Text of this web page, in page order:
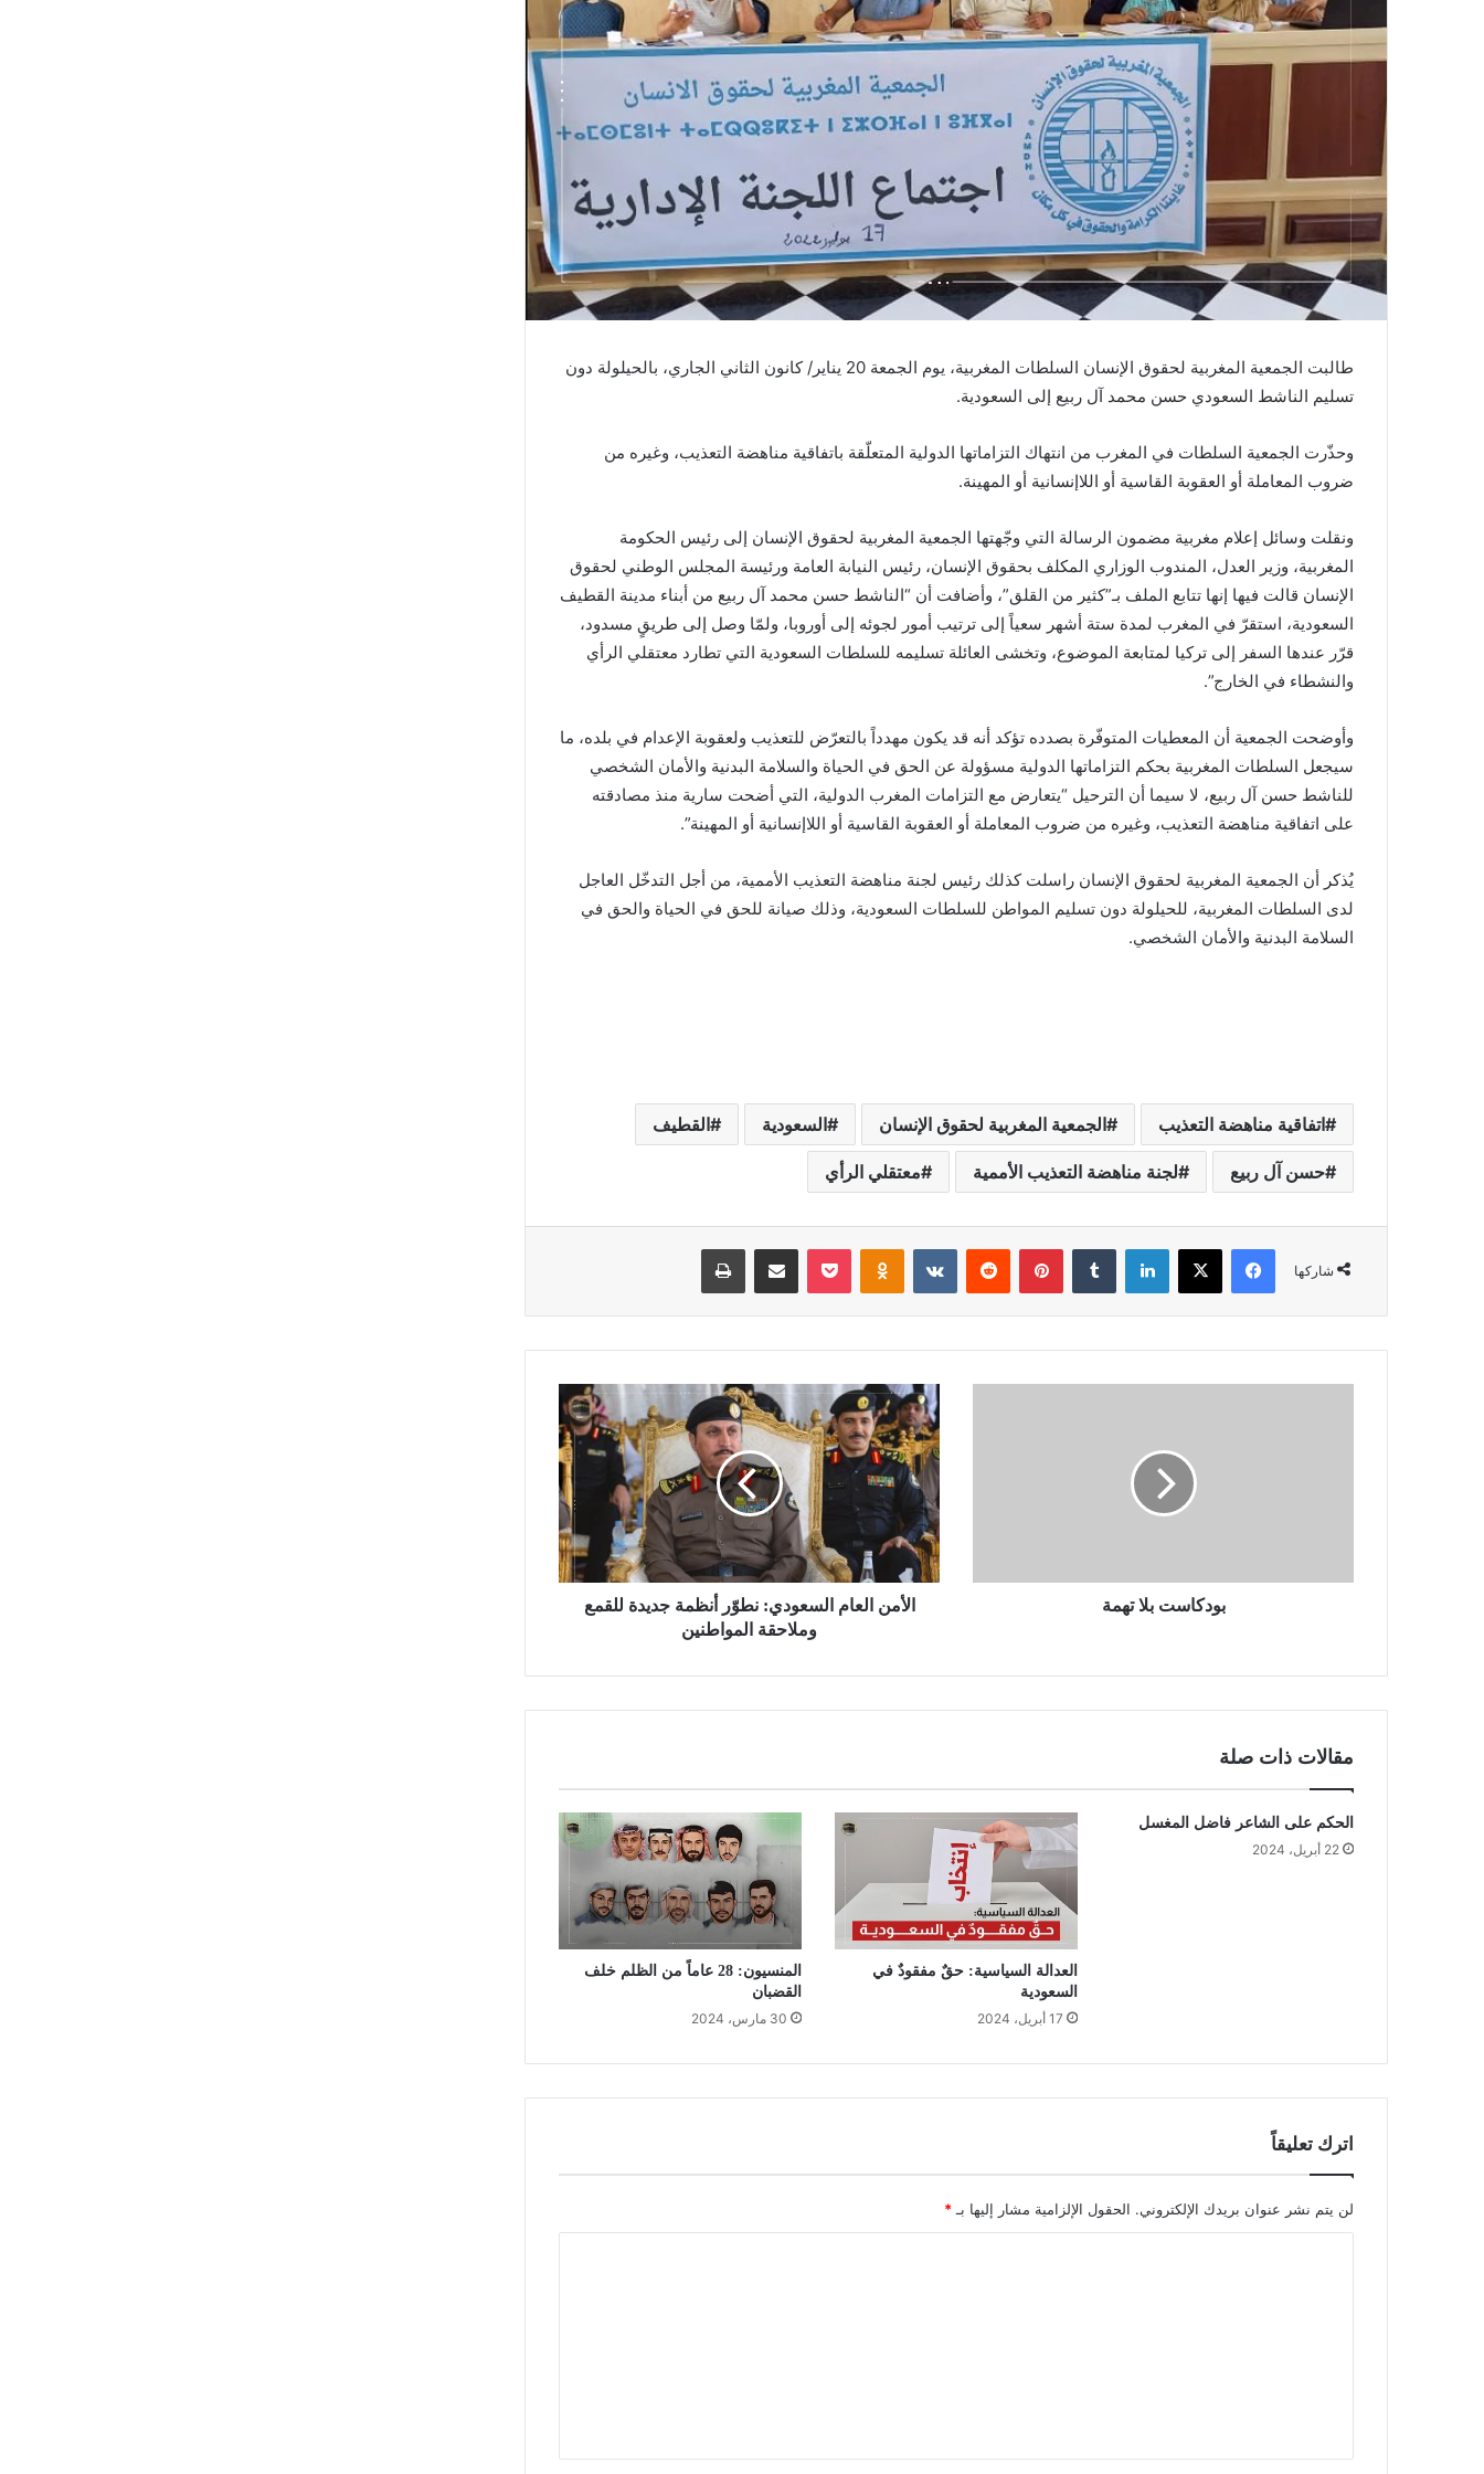
طالبت الجمعية المغربية لحقوق الإنسان السلطات المغربية، يوم الجمعة 20 يناير/ كانون الثاني الجاري، بالحيلولة دون
تسليم الناشط السعودي حسن محمد آل ربيع إلى السعودية.
وحذّرت الجمعية السلطات في المغرب من انتهاك التزاماتها الدولية المتعلّقة باتفاقية مناهضة التعذيب، وغيره من
ضروب المعاملة أو العقوبة القاسية أو اللاإنسانية أو المهينة.
ونقلت وسائل إعلام مغربية مضمون الرسالة التي وجّهتها الجمعية المغربية لحقوق الإنسان إلى رئيس الحكومة
المغربية، وزير العدل، المندوب الوزاري المكلف بحقوق الإنسان، رئيس النيابة العامة ورئيسة المجلس الوطني لحقوق
الإنسان قالت فيها إنها تتابع الملف بـ”كثير من القلق”، وأضافت أن “الناشط حسن محمد آل ربيع من أبناء مدينة القطيف
السعودية، استقرّ في المغرب لمدة ستة أشهر سعياً إلى ترتيب أمور لجوئه إلى أوروبا، ولمّا وصل إلى طريقٍ مسدود،
قرّر عندها السفر إلى تركيا لمتابعة الموضوع، وتخشى العائلة تسليمه للسلطات السعودية التي تطارد معتقلي الرأي
والنشطاء في الخارج”.
وأوضحت الجمعية أن المعطيات المتوفّرة بصدده تؤكد أنه قد يكون مهدداً بالتعرّض للتعذيب ولعقوبة الإعدام في بلده، ما
سيجعل السلطات المغربية بحكم التزاماتها الدولية مسؤولة عن الحق في الحياة والسلامة البدنية والأمان الشخصي
للناشط حسن آل ربيع، لا سيما أن الترحيل “يتعارض مع التزامات المغرب الدولية، التي أضحت سارية منذ مصادقته
على اتفاقية مناهضة التعذيب، وغيره من ضروب المعاملة أو العقوبة القاسية أو اللاإنسانية أو المهينة”.
يُذكر أن الجمعية المغربية لحقوق الإنسان راسلت كذلك رئيس لجنة مناهضة التعذيب الأممية، من أجل التدخّل العاجل
لدى السلطات المغربية، للحيلولة دون تسليم المواطن للسلطات السعودية، وذلك صيانة للحق في الحياة والحق في
السلامة البدنية والأمان الشخصي.
اتفاقية مناهضة التعذيب الجمعية المغربية لحقوق الإنسان السعودية القطيف
حسن آل ربيع لجنة مناهضة التعذيب الأممية معتقلي الرأي
شاركها
فيسبوك X لينكدإن بينتيريست Odnoklassniki
بوكيت مشاركة عبر البريد طباعة
بودكاست بلا تهمة
الأمن العام السعودي: نطوّر أنظمة جديدة للقمع
وملاحقة المواطنين
مقالات ذات صلة
الحكم على الشاعر فاضل المغسل
22 أبريل، 2024
العدالة السياسية: حقٌ مفقودٌ في
السعودية
17 أبريل، 2024
المنسيون: 28 عاماً من الظلم خلف
القضبان
30 مارس، 2024
اترك تعليقاً
لن يتم نشر عنوان بريدك الإلكتروني. الحقول الإلزامية مشار إليها بـ *